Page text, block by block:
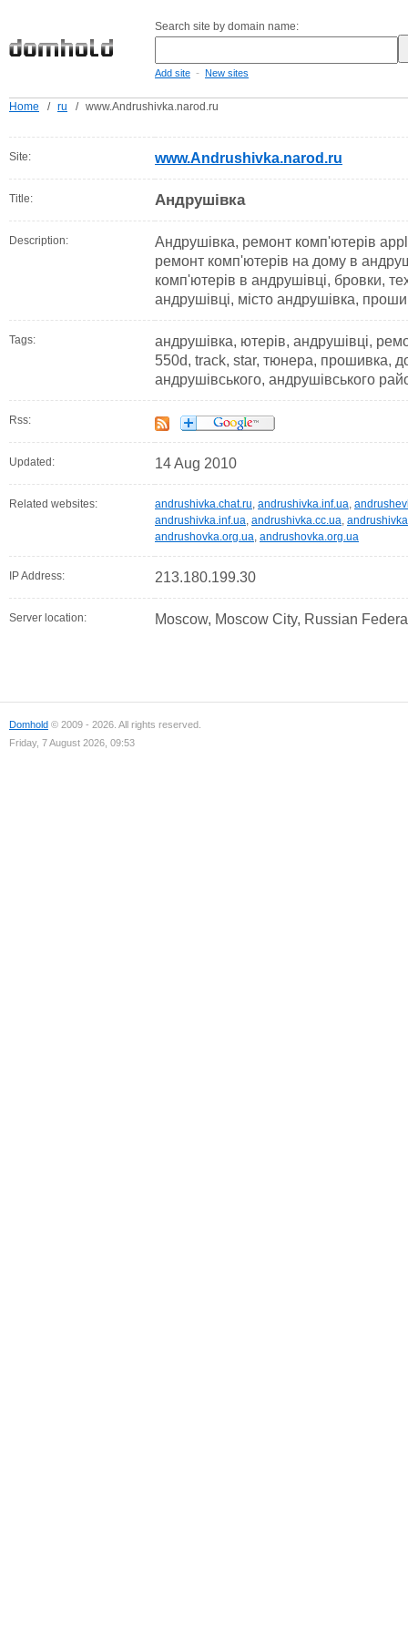
Search site by domain name:
Add site - New sites
Home / ru / www.Andrushivka.narod.ru
Site: www.Andrushivka.narod.ru
Title: Андрушівка
Description:
Андрушівка, ремонт комп'ютерів
ремонт комп'ютерів на дому в
комп'ютерів в андрушівці, бровки,
андрушівці, місто андрушівка,
Tags:
андрушівка, ютерів, андрушівці,
550d, track, star, тюнера, прошивка,
андрушівського, андрушівського
Rss:
Updated: 14 Aug 2010
Related websites: andrushivka.chat.ru, andrushivka.inf.ua,
andrushivka.inf.ua, andrushivka.cc.ua,
andrushovka.org.ua, andrushovka.org.ua
IP Address: 213.180.199.30
Server location: Moscow, Moscow City, Russian
Domhold © 2009 - 2026. All rights reserved.
Friday, 7 August 2026, 09:53